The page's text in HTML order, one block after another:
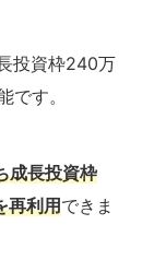
投資枠240万
です。
成長投資枠
再利用できま